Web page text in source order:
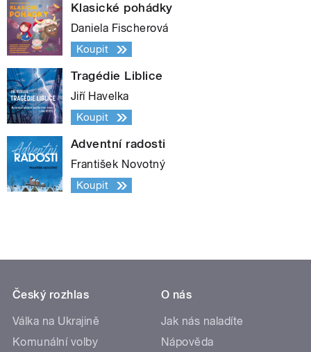
Klasické pohádky
Daniela Fischerová
Koupit
Tragédie Liblice
Jiří Havelka
Koupit
Adventní radosti
František Novotný
Koupit
Český rozhlas
Válka na Ukrajině
Komunální volby
O nás
Jak nás naladíte
Nápověda